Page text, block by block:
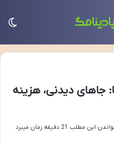
جاهای دیدنی، هزینه
این مطلب 21 دقیقه زمان میبرد